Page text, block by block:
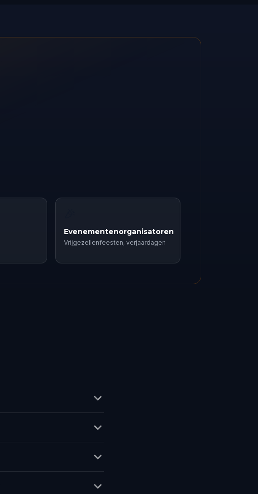
Evenementenorganisatoren
Vrijgezellenfeesten, verjaardagen